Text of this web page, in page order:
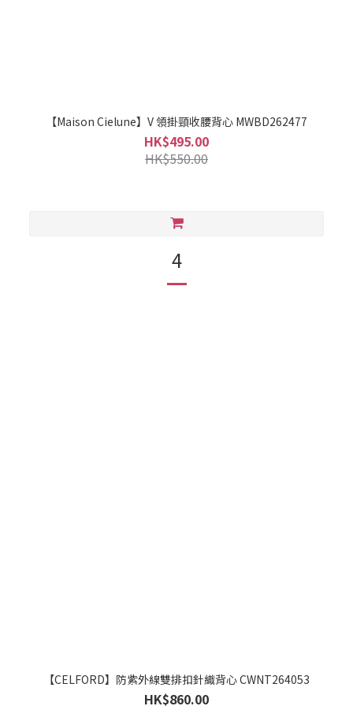
【Maison Cielune】V 領掛頸收腰背心 MWBD262477
HK$495.00
HK$550.00
4
【CELFORD】防紫外線雙排扣針織背心 CWNT264053
HK$860.00